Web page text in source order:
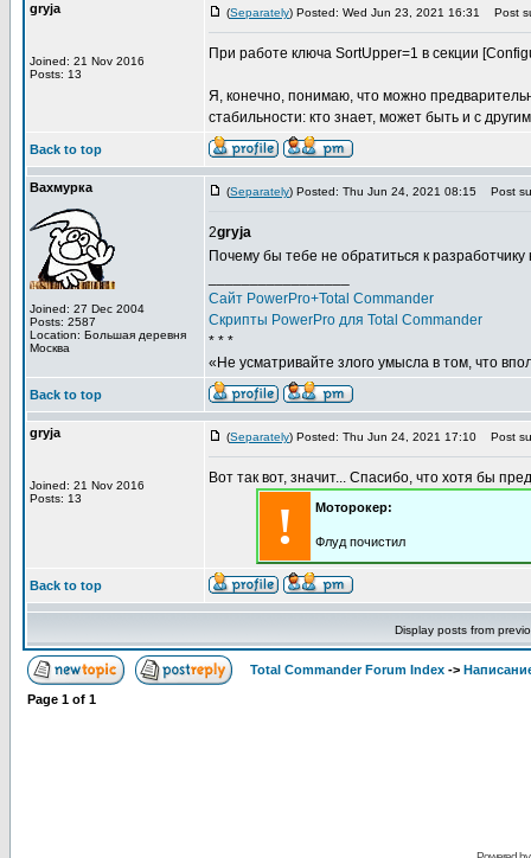
gryja
Joined: 21 Nov 2016
Posts: 13
(Separately) Posted: Wed Jun 23, 2021 16:31 Post
При работе ключа SortUpper=1 в секции
Я, конечно, понимаю, что можно
стабильности: кто знает, может быть и с
Back to top
Вахмурка
Joined: 27 Dec 2004
Posts: 2587
Location: Большая деревня
Москва
(Separately) Posted: Thu Jun 24, 2021 08:15 Post
2gryja
Почему бы тебе не обратиться к
Сайт PowerPro+Total Commander
Скрипты PowerPro для Total Commander
* * *
«Не усматривайте злого умысла в том, что
Back to top
gryja
Joined: 21 Nov 2016
Posts: 13
(Separately) Posted: Thu Jun 24, 2021 17:10 Post
Вот так вот, значит... Спасибо, что хотя бы
! Моторокер:
Флуд почистил
Back to top
Display posts from
Total Commander Forum Index ->
Page 1 of 1